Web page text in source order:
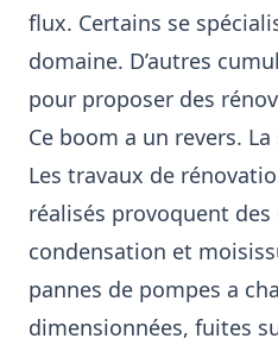
flux. Certains se
domaine. D’autres
pour proposer des
Ce boom a un revers.
Les travaux de
réalisés provoquent des
condensation et
pannes de pompes a
dimensionnées, fuites